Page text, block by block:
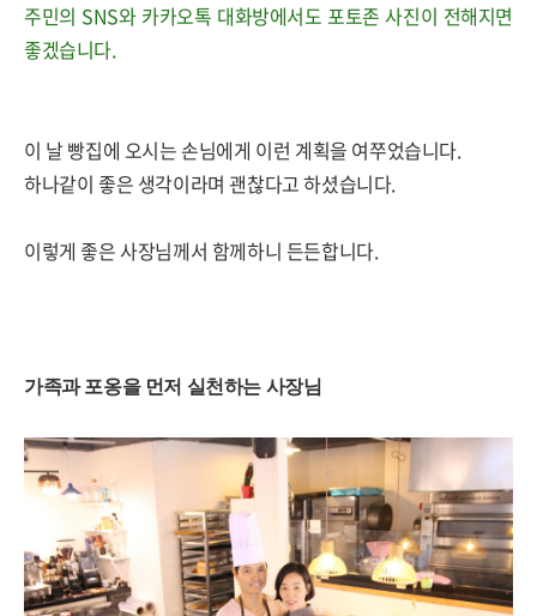
주민의 SNS와 카카오톡 대화방에서도 포토존 사진이 전해지면
좋겠습니다.
이 날 빵집에 오시는 손님에게 이런 계획을 여쭈었습니다.
하나같이 좋은 생각이라며 괜찮다고 하셨습니다.
이렇게 좋은 사장님께서 함께하니 든든합니다.
가족과 포옹을 먼저 실천하는 사장님